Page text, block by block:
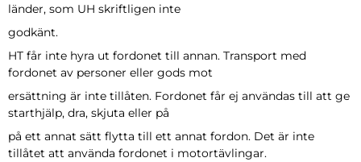
länder, som UH skriftligen inte
godkänt.
HT får inte hyra ut fordonet till annan. Transport med
fordonet av personer eller gods mot
ersättning är inte tillåten. Fordonet får ej användas till att ge
starthjälp, dra, skjuta eller på
på ett annat sätt flytta till ett annat fordon. Det är inte
tillåtet att använda fordonet i motortävlingar.